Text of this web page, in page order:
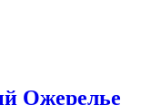
Ожерелье